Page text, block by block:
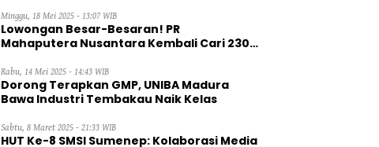
Minggu, 18 Mei 2025 - 13:07 WIB
Lowongan Besar-Besaran! PR
Mahaputera Nusantara Kembali Cari 230
Rabu, 14 Mei 2025 - 14:43 WIB
Dorong Terapkan GMP, UNIBA Madura
Bawa Industri Tembakau Naik Kelas
Sabtu, 8 Maret 2025 - 21:33 WIB
HUT Ke-8 SMSI Sumenep: Kolaborasi Media